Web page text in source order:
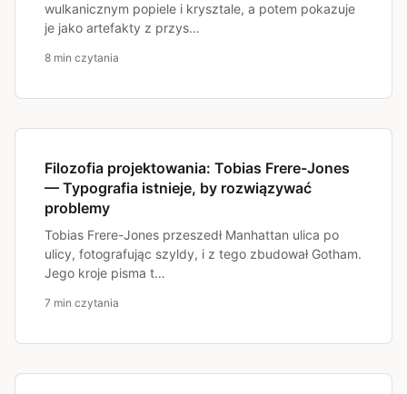
wulkanicznym popiele i krysztale, a potem pokazuje
je jako artefakty z przys…
8 min czytania
Filozofia projektowania: Tobias Frere-Jones
— Typografia istnieje, by rozwiązywać
problemy
Tobias Frere-Jones przeszedł Manhattan ulica po
ulicy, fotografując szyldy, i z tego zbudował Gotham.
Jego kroje pisma t…
7 min czytania